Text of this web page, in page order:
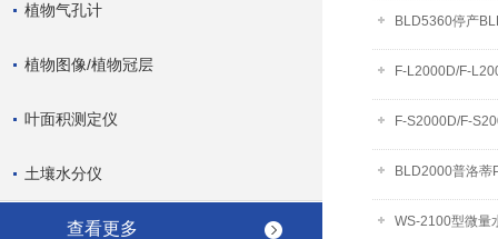
植物气孔计
植物图像/植物冠层
叶面积测定仪
土壤水分仪
查看更多
BLD5360停产
F-L2000D/F-
F-S2000D/F-
BLD2000普洛蒂
WS-2100型微量